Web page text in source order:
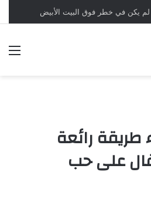
لم يكن في خطر فوق البيت الأبيض
رائعة
على حب